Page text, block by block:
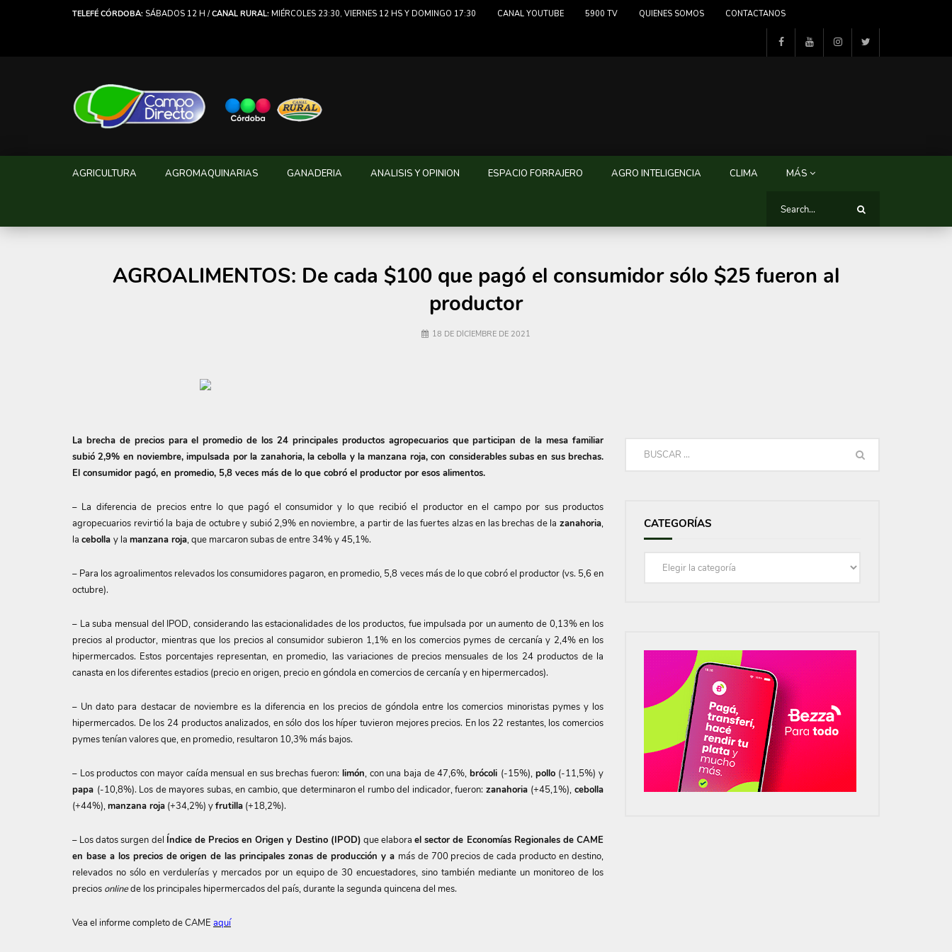
TELEFÉ CÓRDOBA: SÁBADOS 12 H /CANAL RURAL: MIÉRCOLES 23:30, VIERNES 12 HS Y DOMINGO 17:30 CANAL YOUTUBE 5900 TV QUIENES SOMOS CONTACTANOS
AGRICULTURA AGROMAQUINARIAS GANADERIA ANALISIS Y OPINION ESPACIO FORRAJERO AGRO INTELIGENCIA CLIMA MÁS
AGROALIMENTOS: De cada $100 que pagó el consumidor sólo $25 fueron al
productor
18 DE DICIEMBRE DE 2021
La brecha de precios para el promedio de los 24 principales productos agropecuarios que participan de la mesa familiar
subió 2,9% en noviembre, impulsada por la zanahoria, la cebolla y la manzana roja, con considerables subas en sus brechas.
El consumidor pagó, en promedio, 5,8 veces más de lo que cobró el productor por esos alimentos.
– La diferencia de precios entre lo que pagó el consumidor y lo que recibió el productor en el campo por sus productos
agropecuarios revirtió la baja de octubre y subió 2,9% en noviembre, a partir de las fuertes alzas en las brechas de la zanahoria,
la cebolla y la manzana roja, que marcaron subas de entre 34% y 45,1%.
– Para los agroalimentos relevados los consumidores pagaron, en promedio, 5,8 veces más de lo que cobró el productor (vs. 5,6 en
octubre).
– La suba mensual del IPOD, considerando las estacionalidades de los productos, fue impulsada por un aumento de 0,13% en los
precios al productor, mientras que los precios al consumidor subieron 1,1% en los comercios pymes de cercanía y 2,4% en los
hipermercados. Estos porcentajes representan, en promedio, las variaciones de precios mensuales de los 24 productos de la
canasta en los diferentes estadios (precio en origen, precio en góndola en comercios de cercanía y en hipermercados).
– Un dato para destacar de noviembre es la diferencia en los precios de góndola entre los comercios minoristas pymes y los
hipermercados. De los 24 productos analizados, en sólo dos los híper tuvieron mejores precios. En los 22 restantes, los comercios
pymes tenían valores que, en promedio, resultaron 10,3% más bajos.
– Los productos con mayor caída mensual en sus brechas fueron: limón, con una baja de 47,6%,brócoli (-15%), pollo (-11,5%) y
papa (-10,8%). Los de mayores subas, en cambio, que determinaron el rumbo del indicador, fueron: zanahoria (+45,1%),cebolla
(+44%),manzana roja (+34,2%) yfrutilla (+18,2%).
– Los datos surgen del Índice de Precios en Origen y Destino (IPOD) que elaborael sector de Economías Regionales de CAME
en base a los precios de origen de las principales zonas de producción y a más de 700 precios de cada producto en destino,
relevados no sólo en verdulerías y mercados por un equipo de 30 encuestadores, sino también mediante un monitoreo de los
precios onlinede los principales hipermercados del país, durante la segunda quincena del mes.
Vea el informe completo de CAME aquí
CATEGORÍAS
Categorías